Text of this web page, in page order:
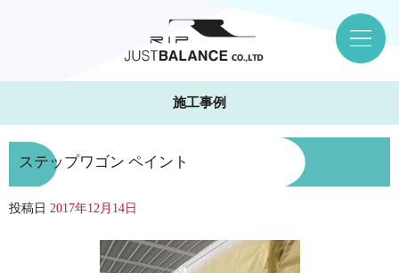
施工事例
ステップワゴン ペイント
投稿日 2017年12月14日